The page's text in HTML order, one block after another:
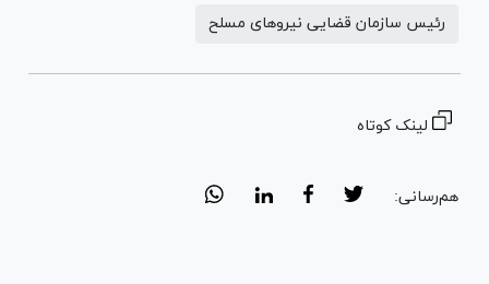
رئیس سازمان قضایی نیروهای مسلح
لینک کوتاه
هم‌رسانی: